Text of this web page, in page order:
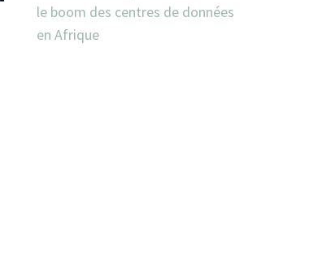
le boom des centres de données
en Afrique